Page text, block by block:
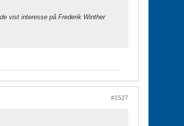
vist interesse på Frederik Winther
#1527